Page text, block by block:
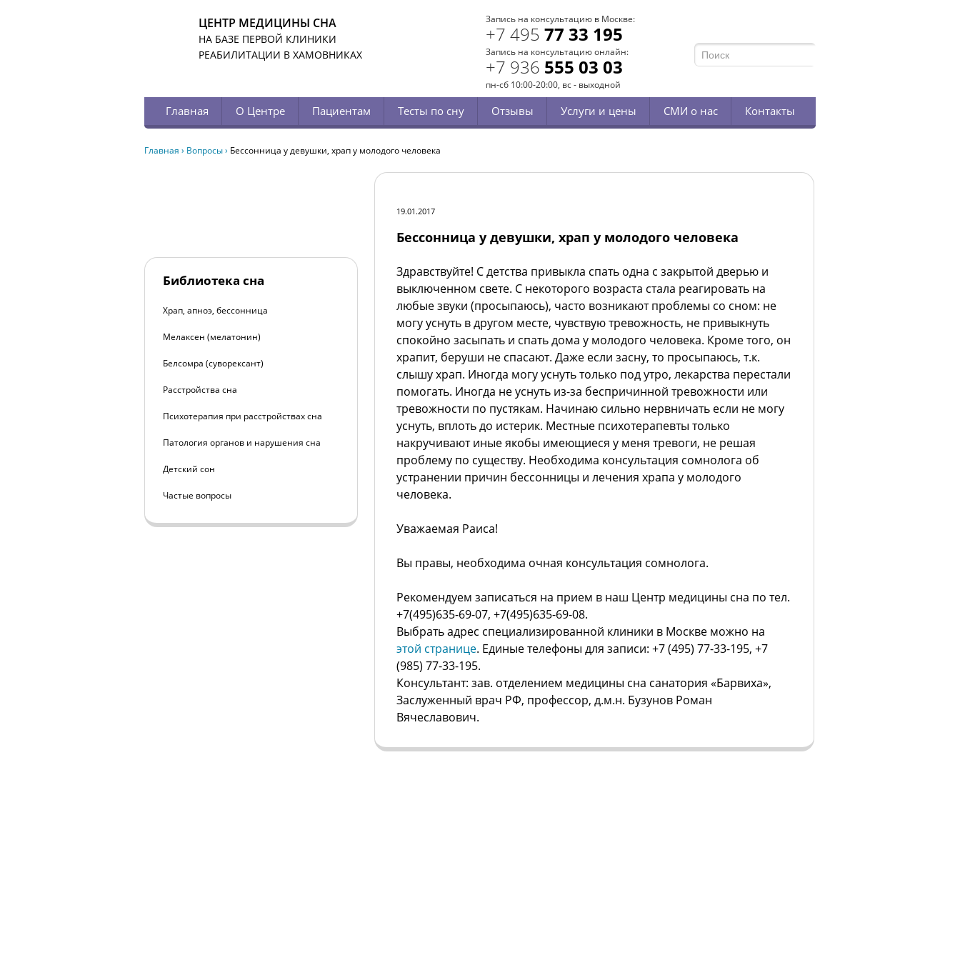
ЦЕНТР МЕДИЦИНЫ СНА
НА БАЗЕ ПЕРВОЙ КЛИНИКИ
РЕАБИЛИТАЦИИ В ХАМОВНИКАХ
Запись на консультацию в Москве:
+7 495 77 33 195
Запись на консультацию онлайн:
+7 936 555 03 03
пн-сб 10:00-20:00, вс - выходной
Главная О Центре Пациентам Тесты по сну Отзывы Услуги и цены СМИ о нас Контакты
Главная › Вопросы› Бессонница у девушки, храп у молодого человека
19.01.2017
Бессонница у девушки, храп у молодого человека
Здравствуйте! С детства привыкла спать одна с закрытой дверью и
выключенном свете. С некоторого возраста стала реагировать на
любые звуки (просыпаюсь), часто возникают проблемы со сном: не
могу уснуть в другом месте, чувствую тревожность, не привыкнуть
спокойно засыпать и спать дома у молодого человека. Кроме того, он
храпит, беруши не спасают. Даже если засну, то просыпаюсь, т.к.
слышу храп. Иногда могу уснуть только под утро, лекарства перестали
помогать. Иногда не уснуть из-за беспричинной тревожности или
тревожности по пустякам. Начинаю сильно нервничать если не могу
уснуть, вплоть до истерик. Местные психотерапевты только
накручивают иные якобы имеющиеся у меня тревоги, не решая
проблему по существу. Необходима консультация сомнолога об
устранении причин бессонницы и лечения храпа у молодого
человека.
Уважаемая Раиса!
Вы правы, необходима очная консультация сомнолога.
Рекомендуем записаться на прием в наш Центр медицины сна по тел.
+7(495)635-69-07, +7(495)635-69-08.
Выбрать адрес специализированной клиники в Москве можно на
этой странице. Единые телефоны для записи: +7 (495) 77-33-195, +7
(985) 77-33-195.
Консультант: зав. отделением медицины сна санатория «Барвиха»,
Заслуженный врач РФ, профессор, д.м.н. Бузунов Роман
Вячеславович.
Библиотека сна
Храп, апноэ, бессонница
Мелаксен (мелатонин)
Белсомра (суворексант)
Расстройства сна
Психотерапия при расстройствах сна
Патология органов и нарушения сна
Детский сон
Частые вопросы